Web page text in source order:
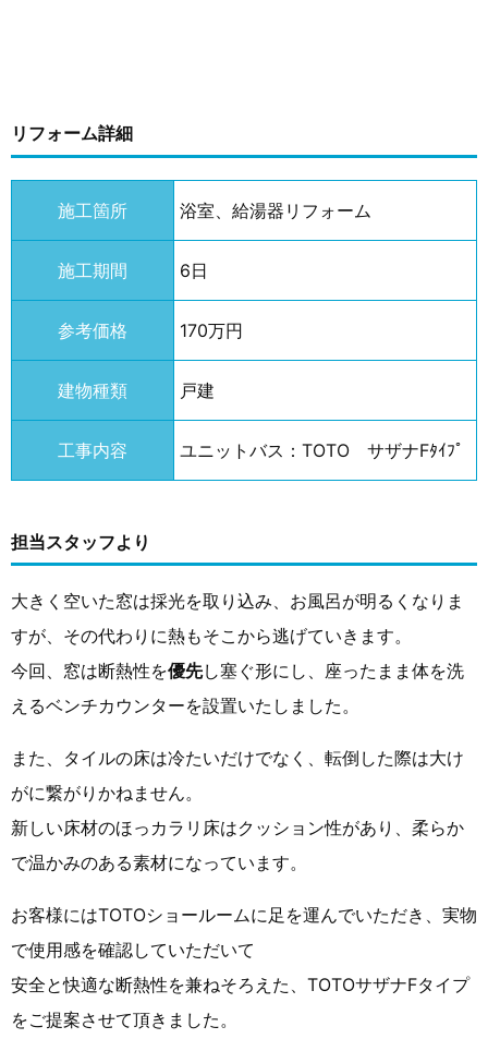
リフォーム詳細
施工箇所 浴室、給湯器リフォーム
施工期間 6日
参考価格 170万円
建物種類 戸建
工事内容 ユニットバス：TOTO サザナFﾀｲﾌﾟ
担当スタッフより
大きく空いた窓は採光を取り込み、お風呂が明るくなりま
すが、その代わりに熱もそこから逃げていきます。
今回、窓は断熱性を優先し塞ぐ形にし、座ったまま体を洗
えるベンチカウンターを設置いたしました。
また、タイルの床は冷たいだけでなく、転倒した際は大け
がに繋がりかねません。
新しい床材のほっカラリ床はクッション性があり、柔らか
で温かみのある素材になっています。
お客様にはTOTOショールームに足を運んでいただき、実物
で使用感を確認していただいて
安全と快適な断熱性を兼ねそろえた、TOTOサザナFタイプ
をご提案させて頂きました。